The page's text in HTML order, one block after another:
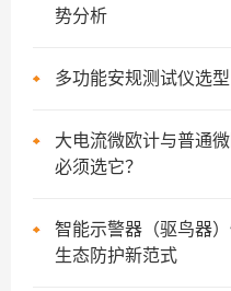
势分析
多功能安规测试仪选
大电流微欧计与普通
必须选它？
智能示警器（驱鸟器
生态防护新范式